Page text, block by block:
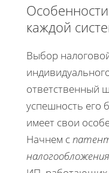
каждой
Выбор
ответственный
успешность его
имеет свои
Начнем с
налогообложения